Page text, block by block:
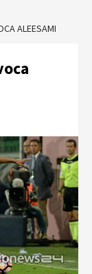
ALEESAMI